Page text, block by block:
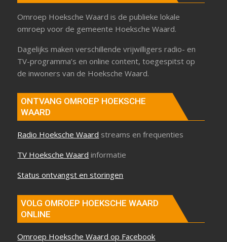
Omroep Hoeksche Waard is de publieke lokale
omroep voor de gemeente Hoeksche Waard.
Dagelijks maken verschillende vrijwilligers radio- en
TV-programma’s en online content, toegespitst op
de inwoners van de Hoeksche Waard.
ONTVANG OMROEP HOEKSCHE
WAARD
Radio Hoeksche Waard streams en frequenties
TV Hoeksche Waard informatie
Status ontvangst en storingen
VOLG OMROEP HOEKSCHE WAARD
ONLINE
Omroep Hoeksche Waard op Facebook